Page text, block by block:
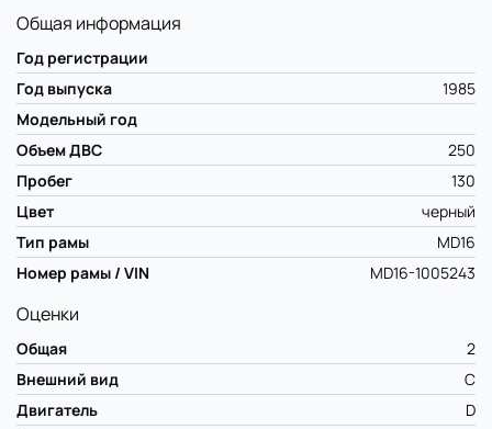
Общая информация
Год регистрации
Год выпуска
1985
Модельный год
Объем ДВС
250
Пробег
130
Цвет
черный
Тип рамы
MD16
Номер рамы / VIN
MD16-1005243
Оценки
Общая
2
Внешний вид
C
Двигатель
D